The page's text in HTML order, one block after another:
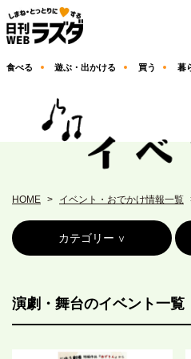
食べる 遊ぶ・出かける 買う 暮
HOME イベント・おでかけ情報一覧
カテゴリー
演劇・舞台のイベント一覧